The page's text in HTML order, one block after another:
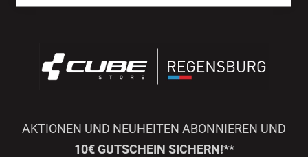
AKTIONEN UND NEUHEITEN ABONNIEREN UND
10€ GUTSCHEIN SICHERN!**